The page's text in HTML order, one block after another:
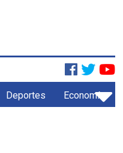
Deportes Economía